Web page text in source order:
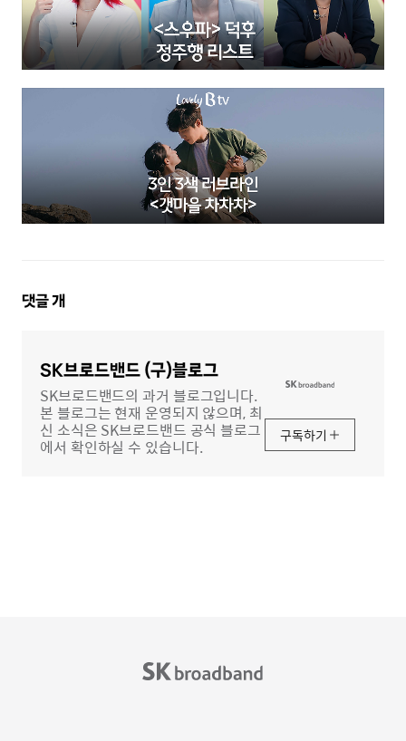
댓
댓글개
SK브로드밴드 (구)블로그
SK브로드밴드의 과거 블로그입니다.
본 블로그는 현재 운영되지 않으며, 최
신 소식은 SK브로드밴드 공식 블로그
에서 확인하실 수 있습니다.
구독하기